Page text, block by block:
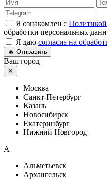
Я ознакомлен с
обработки персональных
Я даю согласие на
🔥 Отправить
Ваш город
✕
Москва
Санкт-Петербург
Казань
Новосибирск
Екатеринбург
Нижний Новгород
A
Альметьевск
Архангельск